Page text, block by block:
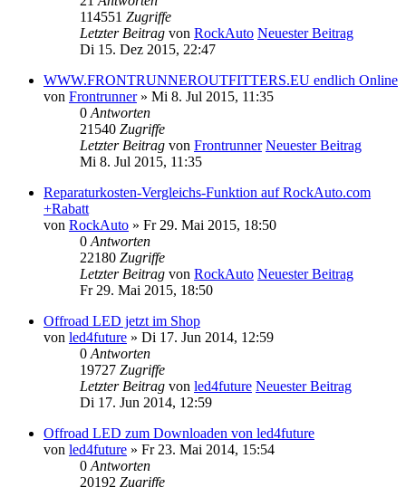
114551 Zugriffe
Letzter Beitrag von RockAuto Neuester Beitrag
Di 15. Dez 2015, 22:47
WWW.FRONTRUNNEROUTFITTERS.EU endlich Online
von Frontrunner» Mi 8. Jul 2015, 11:35
0 Antworten
21540 Zugriffe
Letzter Beitrag von Frontrunner Neuester Beitrag
Mi 8. Jul 2015, 11:35
Reparaturkosten-Vergleichs-Funktion auf RockAuto.com
+Rabatt
von RockAuto » Fr 29. Mai 2015, 18:50
0 Antworten
22180 Zugriffe
Letzter Beitrag von RockAuto Neuester Beitrag
Fr 29. Mai 2015, 18:50
Offroad LED jetzt im Shop
von led4future » Di 17. Jun 2014, 12:59
0 Antworten
19727 Zugriffe
Letzter Beitrag von led4future Neuester Beitrag
Di 17. Jun 2014, 12:59
Offroad LED zum Downloaden von led4future
von led4future » Fr 23. Mai 2014, 15:54
0 Antworten
20192 Zugriffe